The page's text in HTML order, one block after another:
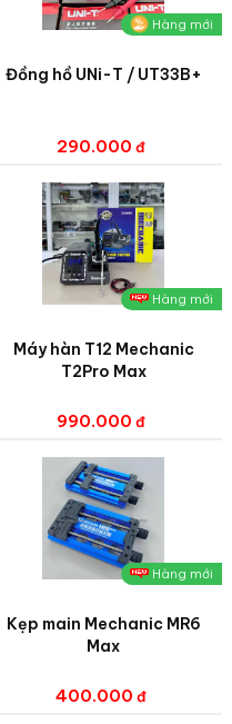
Hàng mới
Đồng hồ UNi-T / UT33B+
290.000
Hàng mới
Máy hàn T12 Mechanic
T2Pro Max
990.000
Hàng mới
Kẹp main Mechanic MR6
Max
400.000